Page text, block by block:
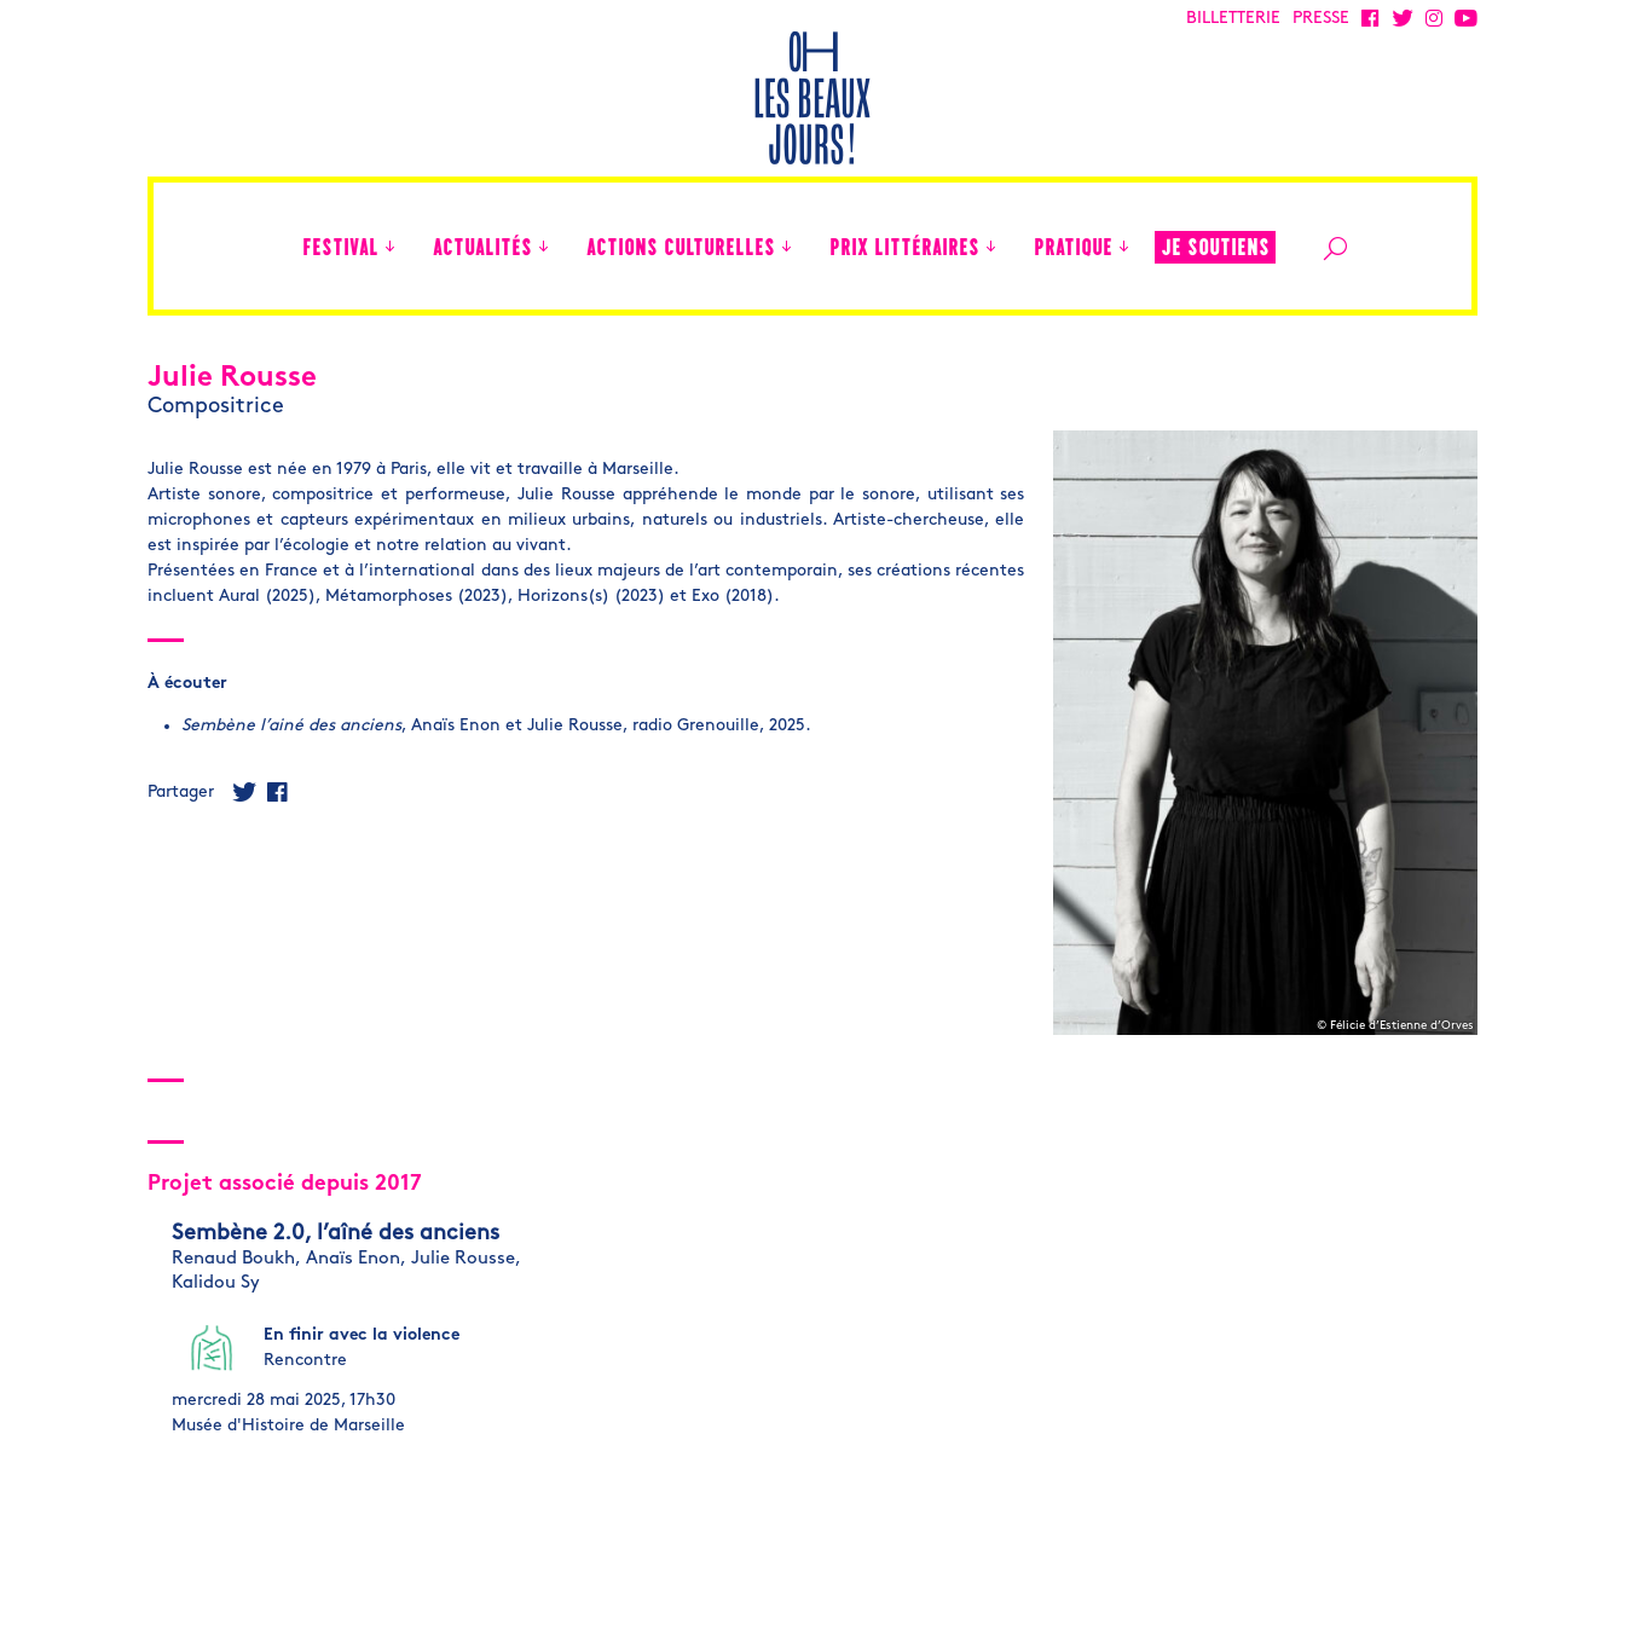
BILLETTERIE PRESSE
FESTIVAL ACTUALITÉS ACTIONS CULTURELLES PRIX LITTÉRAIRES PRATIQUE JE SOUTIENS
Julie Rousse
Compositrice
Julie Rousse est née en 1979 à Paris, elle vit et travaille à Marseille.
Artiste sonore, compositrice et performeuse, Julie Rousse appréhende le monde par le sonore, utilisant ses
microphones et capteurs expérimentaux en milieux urbains, naturels ou industriels. Artiste-chercheuse, elle
est inspirée par l’écologie et notre relation au vivant.
Présentées en France et à l’international dans des lieux majeurs de l’art contemporain, ses créations récentes
incluent Aural (2025), Métamorphoses (2023), Horizons(s) (2023) et Exo (2018).
À écouter
Sembène l’ainé des anciens, Anaïs Enon et Julie Rousse, radio Grenouille, 2025.
Partager
© Félicie d’Estienne d’Orves
Projet associé depuis 2017
Sembène 2.0, l’aîné des anciens
Renaud Boukh, Anaïs Enon, Julie Rousse,
Kalidou Sy
En finir avec la violence
Rencontre
mercredi 28 mai 2025, 17h30
Musée d'Histoire de Marseille